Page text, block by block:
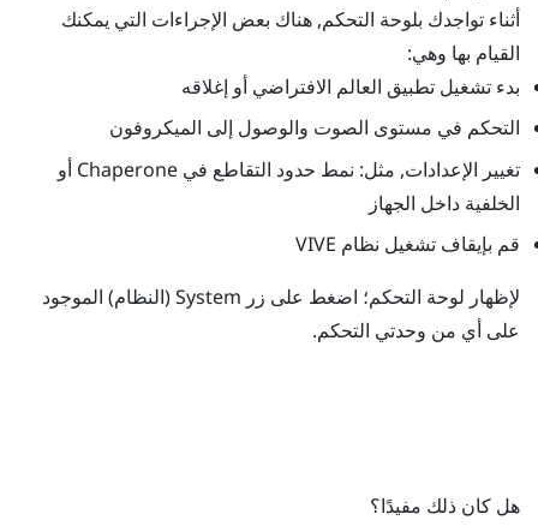
أثناء تواجدك بلوحة التحكم, هناك بعض الإجراءات التي يمكنك
القيام بها وهي:
بدء تشغيل تطبيق العالم الافتراضي أو إغلاقه
التحكم في مستوى الصوت والوصول إلى الميكروفون
تغيير الإعدادات, مثل: نمط حدود التقاطع في Chaperone أو
الخلفية داخل الجهاز
قم بإيقاف تشغيل نظام VIVE
لإظهار لوحة التحكم؛ اضغط على زر System (النظام)
الموجود
على أي من وحدتي التحكم.
هل كان ذلك مفيدًا؟